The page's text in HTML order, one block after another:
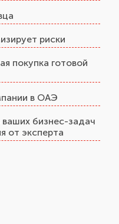
риски
покупка готовой
в ОАЭ
бизнес-задач
от эксперта